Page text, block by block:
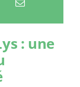
: une